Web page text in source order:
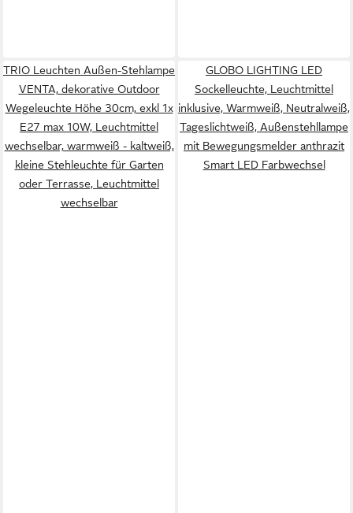
TRIO Leuchten Außen-Stehlampe
VENTA, dekorative Outdoor
Wegeleuchte Höhe 30cm, exkl 1x
E27 max 10W, Leuchtmittel
wechselbar, warmweiß - kaltweiß,
kleine Stehleuchte für Garten
oder Terrasse, Leuchtmittel
wechselbar
GLOBO LIGHTING LED
Sockelleuchte, Leuchtmittel
inklusive, Warmweiß, Neutralweiß,
Tageslichtweiß, Außenstehllampe
mit Bewegungsmelder anthrazit
Smart LED Farbwechsel